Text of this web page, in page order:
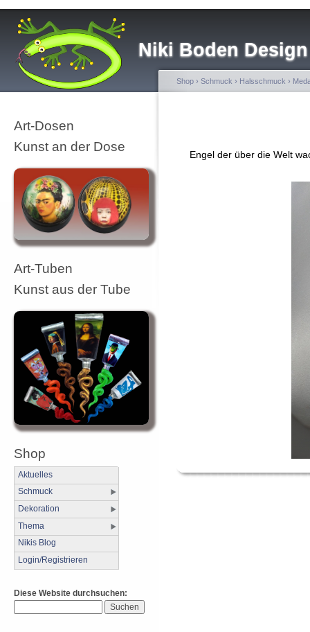
Niki Boden Design
Art-Dosen
Kunst an der Dose
Art-Tuben
Kunst aus der Tube
Shop
Aktuelles
Schmuck
Dekoration
Thema
Nikis Blog
Login/Registrieren
Diese Website durchsuchen:
Shop › Schmuck › Halsschmuck ›
Engel der über die Welt